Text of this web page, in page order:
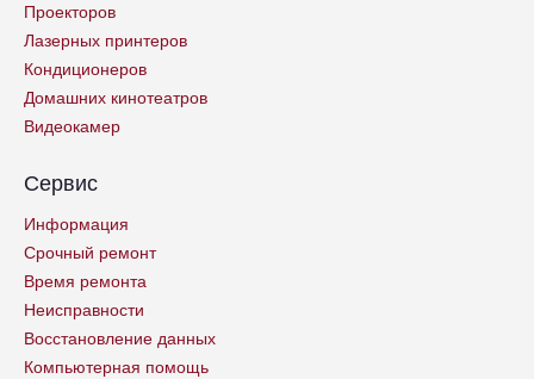
Проекторов
Лазерных принтеров
Кондиционеров
Домашних кинотеатров
Видеокамер
Сервис
Информация
Срочный ремонт
Время ремонта
Неисправности
Восстановление данных
Компьютерная помощь